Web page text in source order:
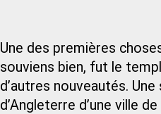
Une des premières
souviens bien, fut le
d’autres nouveautés.
d’Angleterre d’une ville